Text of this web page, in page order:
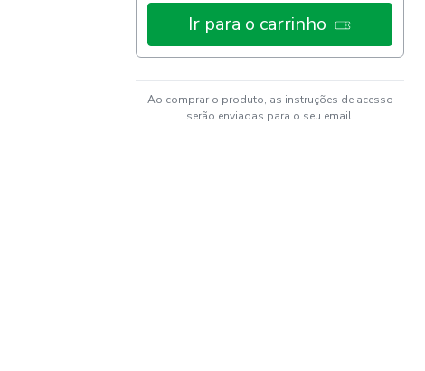
Ir para o carrinho
Ao comprar o produto, as instruções de acesso
serão enviadas para o seu email.